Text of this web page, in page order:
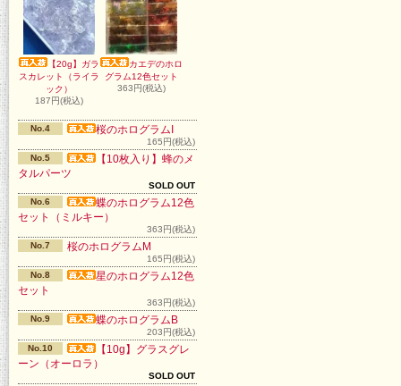
【20g】ガラ
スカレット（ライラ
ック）
187円(税込)
カエデのホロ
グラム12色セット
363円(税込)
No.4 桜のホログラムI
165円(税込)
No.5
【10枚入り】蜂のメ
タルパーツ
SOLD OUT
No.6
蝶のホログラム12色
セット（ミルキー）
363円(税込)
No.7
桜のホログラムM
165円(税込)
No.8
星のホログラム12色
セット
363円(税込)
No.9
蝶のホログラムB
203円(税込)
No.10
【10g】グラスグレ
ーン（オーロラ）
SOLD OUT